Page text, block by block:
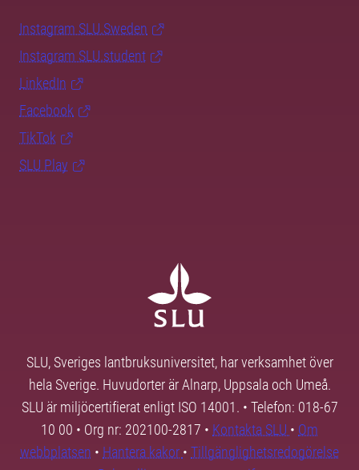
Instagram SLU.Sweden
Instagram SLU.student
LinkedIn
Facebook
TikTok
SLU Play
SLU, Sveriges lantbruksuniversitet, har verksamhet över
hela Sverige. Huvudorter är Alnarp, Uppsala och Umeå.
SLU är miljöcertifierat enligt ISO 14001. • Telefon: 018-67
10 00 • Org nr: 202100-2817 • Kontakta SLU • Om
webbplatsen • Hantera kakor • Tillgänglighetsredogörelse